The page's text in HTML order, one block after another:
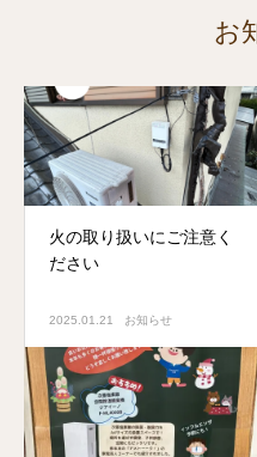
お
火の取り扱いにご注意く
ださい
2025.01.21 お知らせ